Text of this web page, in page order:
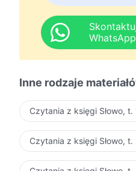
WhatsApp
Inne rodzaje
Czytania z księgi Słowo,
Czytania z księgi Słowo,